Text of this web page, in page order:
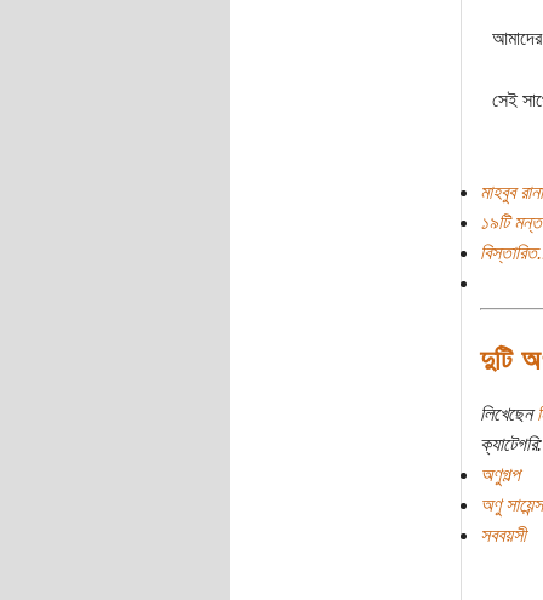
সেই
মাহবুব
১৯টি
দুটি
লিখেছেন
ক্যাটেগরি:
অণুগল্প
অণু
সববয়সী